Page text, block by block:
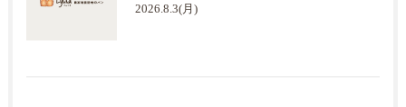
2026.8.3(月)